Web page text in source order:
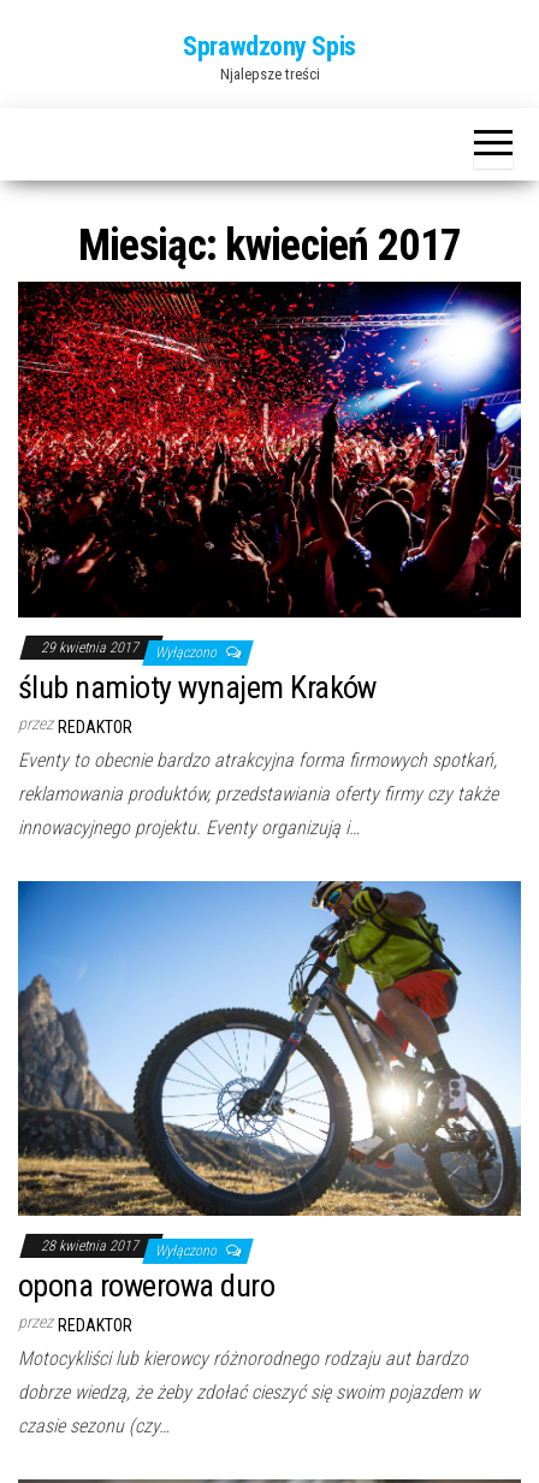
Sprawdzony Spis
Njalepsze treści
Miesiąc: kwiecień 2017
29 kwietnia 2017 Wyłączono
ślub namioty wynajem Kraków
przez REDAKTOR
Eventy to obecnie bardzo atrakcyjna forma firmowych spotkań,
reklamowania produktów, przedstawiania oferty firmy czy także
innowacyjnego projektu. Eventy organizują i…
28 kwietnia 2017 Wyłączono
opona rowerowa duro
przez REDAKTOR
Motocykliści lub kierowcy różnorodnego rodzaju aut bardzo
dobrze wiedzą, że żeby zdołać cieszyć się swoim pojazdem w
czasie sezonu (czy…